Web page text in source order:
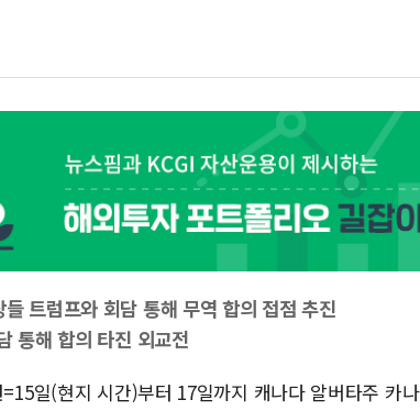
트럼프와 회담 통해 무역 합의 접점 추진
통해 합의 타진 외교전
일(현지 시간)부터 17일까지 캐나다 알버타주 카